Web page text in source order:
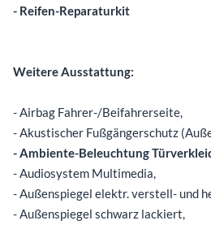
- Reifen-Reparaturkit
Weitere Ausstattung:
- Airbag Fahrer-/Beifahrerseite,
- Akustischer Fußgängerschutz
- Ambiente-Beleuchtung
- Audiosystem Multimedia,
- Außenspiegel elektr. verstell- und
- Außenspiegel schwarz lackiert,